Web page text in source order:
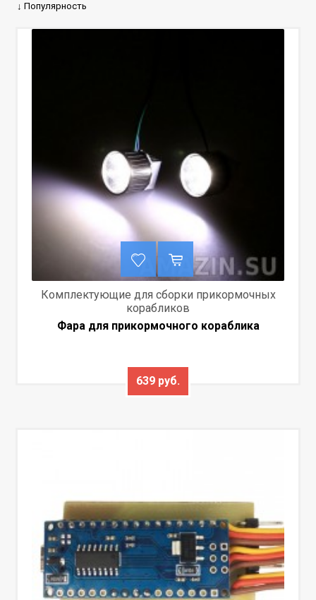
↓ Популярность
Комплектующие для сборки прикормочных
корабликов
Фара для прикормочного кораблика
639 руб.